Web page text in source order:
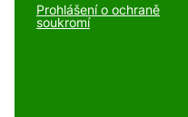
Prohlášení o ochraně
soukromí